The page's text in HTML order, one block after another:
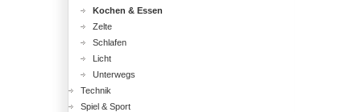
Kochen & Essen
Zelte
Schlafen
Licht
Unterwegs
Technik
Spiel & Sport